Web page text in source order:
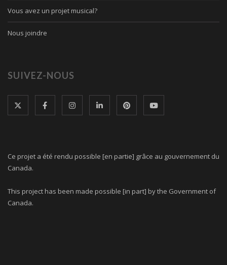
Vous avez un projet musical?
Nous joindre
SUIVEZ-NOUS
Ce projet a été rendu possible [en partie] grâce au gouvernement du
Canada.
This project has been made possible [in part] by the Government of
Canada.